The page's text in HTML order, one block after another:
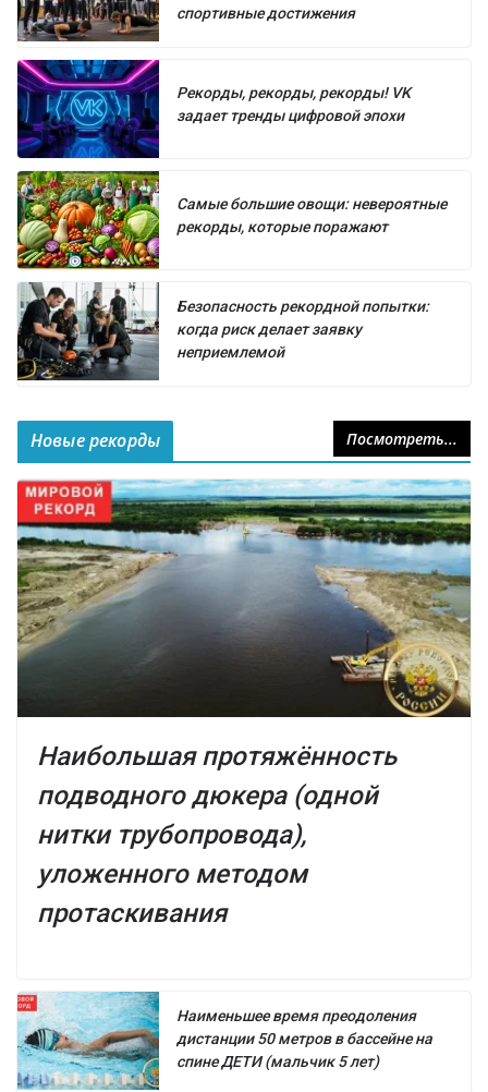
спортивные достижения
Рекорды, рекорды, рекорды! VK
задает тренды цифровой эпохи
Самые большие овощи: невероятные
рекорды, которые поражают
Безопасность рекордной попытки:
когда риск делает заявку
неприемлемой
Новые рекорды Посмотреть...
Наибольшая протяжённость
подводного дюкера (одной
нитки трубопровода),
уложенного методом
протаскивания
Наименьшее время преодоления
дистанции 50 метров в бассейне на
спине ДЕТИ (мальчик 5 лет)